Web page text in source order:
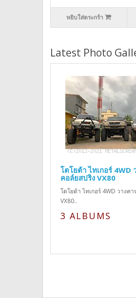
หยิบใส่ตระกร้า
Latest Photo
โตโยต้า ไทเกอร์ 4WD
คอล์ยสปริง VX80
โตโยต้า ไทเกอร์ 4WD วางค
VX80..
3 ALBUMS